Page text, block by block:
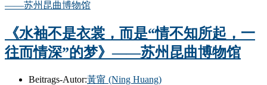
《水袖不是衣裳，而是“情不知所起，一
往而情深”的梦》——苏州昆曲博物馆
Beitrags-Autor:黃甯 (Ning Huang)